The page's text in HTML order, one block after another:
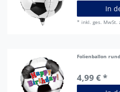
In
* inkl. ges. MwSt.
Folienballon
4,99 € *